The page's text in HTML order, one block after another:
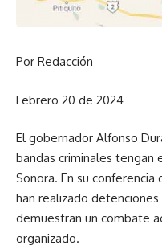
Por Redacción
Febrero 20 de 2024
El gobernador Alfonso
bandas criminales tengan
Sonora. En su
han realizado
demuestran un combate
organizado.